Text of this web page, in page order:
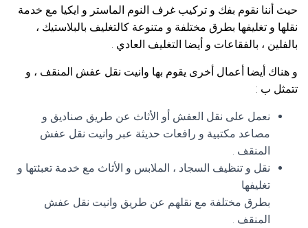
حيث أننا نقوم بفك و تركيب غرف النوم الماستر و ايكيا مع خدمة
نقلها و تغليفها بطرق مختلفة و متنوعة كالتغليف بالبلاستيك ،
بالفلين ، بالفقاعات و أيضا التغليف العادي .
و هناك أيضا أعمال أخرى يقوم بها وانيت نقل عفش المنقف ، و
تتمثل ب :
نعمل على نقل العفش أو الأثاث عن طريق صناديق و
مصاعد مكتبية و رافعات حديثة عبر وانيت نقل عفش
المنقف .
نقل و تنظيف السجاد ، الملابس و الأثاث مع خدمة تعبئتها و
تغليفها
بطرق مختلفة مع نقلهم عن طريق وانيت نقل عفش
المنقف .